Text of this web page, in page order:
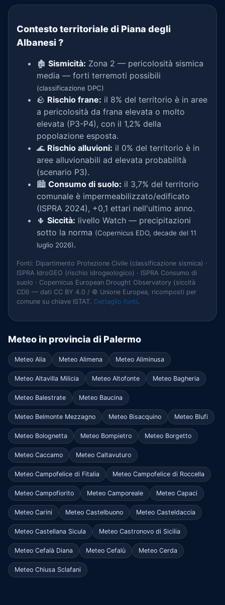
Contesto territoriale di Piana degli
Albanesi ?
🏚️ Sismicità: Zona 2 — pericolosità sismica
media — forti terremoti possibili
(classificazione DPC)
🪨 Rischio frane: il 8% del territorio è in aree
a pericolosità da frana elevata o molto
elevata (P3-P4), con il 1,2% della
popolazione esposta.
🌊 Rischio alluvioni: il 0% del territorio è in
aree alluvionabili ad elevata probabilità
(scenario P3).
🏙️ Consumo di suolo: il 3,7% del territorio
comunale è impermeabilizzato/edificato
(ISPRA 2024), +0,1 ettari nell'ultimo anno.
🌵 Siccità: livello Watch — precipitazioni
sotto la norma (Copernicus EDO, decade del 11
luglio 2026).
Fonti: Dipartimento Protezione Civile (classificazione sismica) ·
ISPRA IdroGEO (rischio idrogeologico) · ISPRA Consumo di
suolo · Copernicus European Drought Observatory (siccità
CDI) — dati CC BY 4.0 / © Unione Europea, ricomposti per
comune su chiave ISTAT. Dettaglio fonti.
Meteo in provincia di Palermo
Meteo Alia Meteo Alimena Meteo Aliminusa
Meteo Altavilla Milicia Meteo Altofonte Meteo Bagheria
Meteo Balestrate Meteo Baucina
Meteo Belmonte Mezzagno Meteo Bisacquino Meteo Blufi
Meteo Bolognetta Meteo Bompietro Meteo Borgetto
Meteo Caccamo Meteo Caltavuturo
Meteo Campofelice di Fitalia Meteo Campofelice di Roccella
Meteo Campofiorito Meteo Camporeale Meteo Capaci
Meteo Carini Meteo Castelbuono Meteo Casteldaccia
Meteo Castellana Sicula Meteo Castronovo di Sicilia
Meteo Cefalà Diana Meteo Cefalù Meteo Cerda
Meteo Chiusa Sclafani